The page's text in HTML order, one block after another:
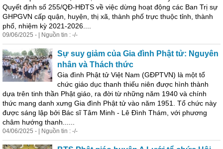
Quyết định số 255/QĐ-HĐTS về việc dừng hoạt động các Ban Trị sự
GHPGVN cấp quận, huyện, thị xã, thành phố trực thuộc tỉnh, thành
phố, nhiệm kỳ 2021-2026....
09/06/2025 - | Nguồn tin : -/-
Sự suy giảm của Gia đình Phật tử: Nguyên
nhân và Thách thức
Gia đình Phật tử Việt Nam (GĐPTVN) là một tổ
chức giáo dục thanh thiếu niên được hình thành
dựa trên tinh thần Phật giáo , ra đời từ những năm 1940 và chính
thức mang danh xưng Gia đình Phật tử vào năm 1951. Tổ chức này
được sáng lập bởi Bác sĩ Tâm Minh - Lê Đình Thám, với phương
châm hướng thanh......
04/06/2025 - | Nguồn tin : -/-